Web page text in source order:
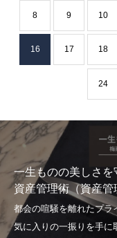
8 9 10
16 17 18
24
一生ものの美しさ
資産管理術（資産